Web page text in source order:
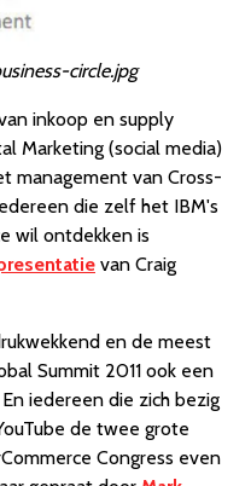
circle.jpg
inkoop en supply
Marketing (social media)
management van Cross-
die zelf het IBM's
wil ontdekken is
van Craig
en de meest
Summit 2011 ook een
iedereen die zich bezig
de twee grote
Congress even